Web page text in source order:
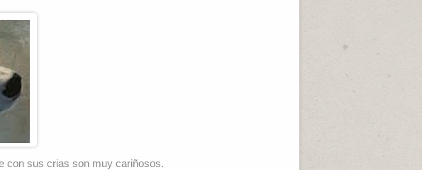
con sus crias son muy cariñosos.